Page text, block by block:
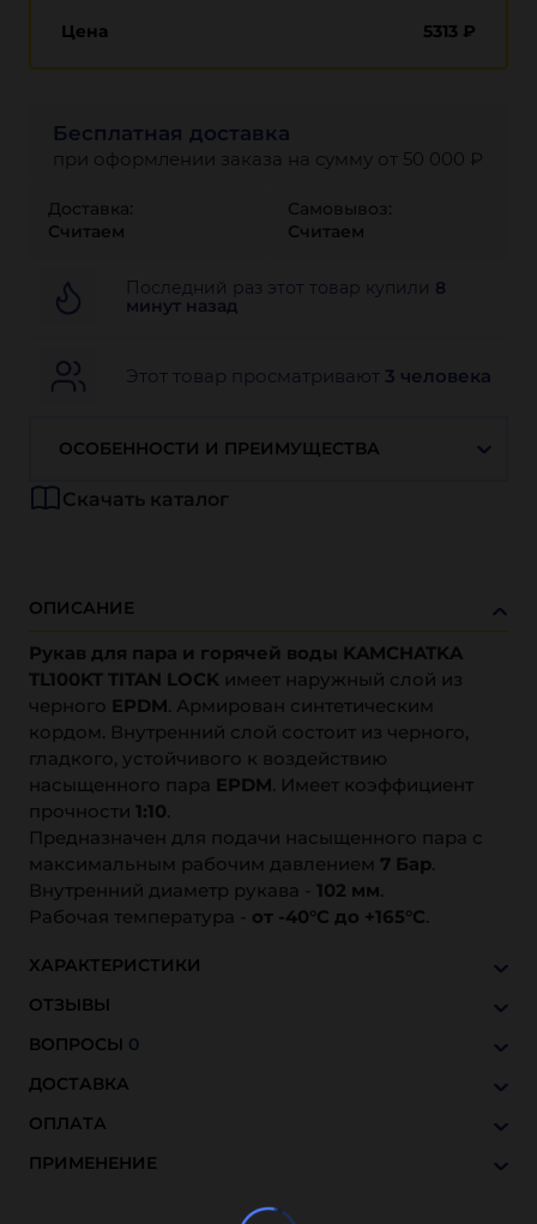
Цена 5313 ₽
Бесплатная доставка
при оформлении заказа на сумму от 50 000 ₽
Доставка:
Считаем
Самовывоз:
Считаем
Последний раз этот товар купили 8
минут назад
Этот товар просматривают 3 человека
ОСОБЕННОСТИ И ПРЕИМУЩЕСТВА
Скачать каталог
ОПИСАНИЕ
Рукав для пара и горячей воды KAMCHATKA
TL100KT TITAN LOCK имеет наружный слой из
черного EPDM. Армирован синтетическим
кордом. Внутренний слой состоит из черного,
гладкого, устойчивого к воздействию
насыщенного пара EPDM. Имеет коэффициент
прочности 1:10.
Предназначен для подачи насыщенного пара с
максимальным рабочим давлением 7 Бар.
Внутренний диаметр рукава - 102 мм.
Рабочая температура - от -40°C до +165°C.
ХАРАКТЕРИСТИКИ
ОТЗЫВЫ
ВОПРОСЫ 0
ДОСТАВКА
ОПЛАТА
ПРИМЕНЕНИЕ